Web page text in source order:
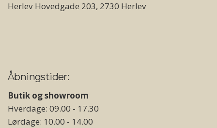
Herlev Hovedgade 203, 2730 Herlev
Åbningstider:
Butik og showroom
Hverdage: 09.00 - 17.30
Lørdage: 10.00 - 14.00